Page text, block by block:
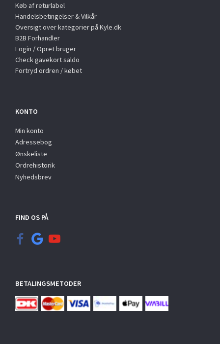
Køb af returlabel
Handelsbetingelser & Vilkår
Oversigt over kategorier på Kyle.dk
B2B Forhandler
Login / Opret bruger
Check gavekort saldo
Fortryd ordren / købet
KONTO
Min konto
Adressebog
Ønskeliste
Ordrehistorik
Nyhedsbrev
FIND OS PÅ
BETALINGSMETODER